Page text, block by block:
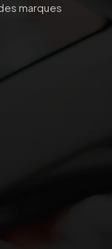
marques